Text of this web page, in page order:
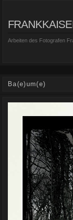
Arbeiten des Fotografen
Ba(e)um(e)